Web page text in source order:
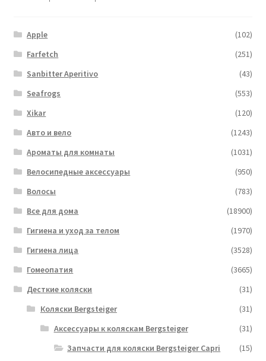
Apple
(102)
Farfetch
(251)
Sanbitter Aperitivo
(43)
Seafrogs
(553)
Xikar
(120)
Авто и вело
(1243)
Ароматы для комнаты
(1031)
Велосипедные аксессуары
(950)
Волосы
(783)
Все для дома
(18900)
Гигиена и уход за телом
(1970)
Гигиена лица
(3528)
Гомеопатия
(3665)
Десткие коляски
(31)
Коляски Bergsteiger
(31)
Аксессуары к коляскам Bergsteiger
(31)
Запчасти для коляски Bergsteiger Capri
(15)